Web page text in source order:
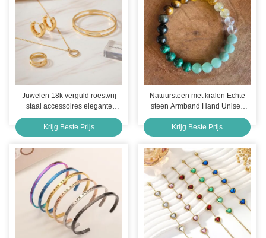
Juwelen 18k verguld roestvrij
staal accessoires elegante
duurzame stijlvolle ontwerpen
perfect voor mode en dagelijks
dragen
Krijg Beste Prijs
Natuursteen met kralen Echte
steen Armband Hand Unisex
8mm Tarnish Free
Krijg Beste Prijs